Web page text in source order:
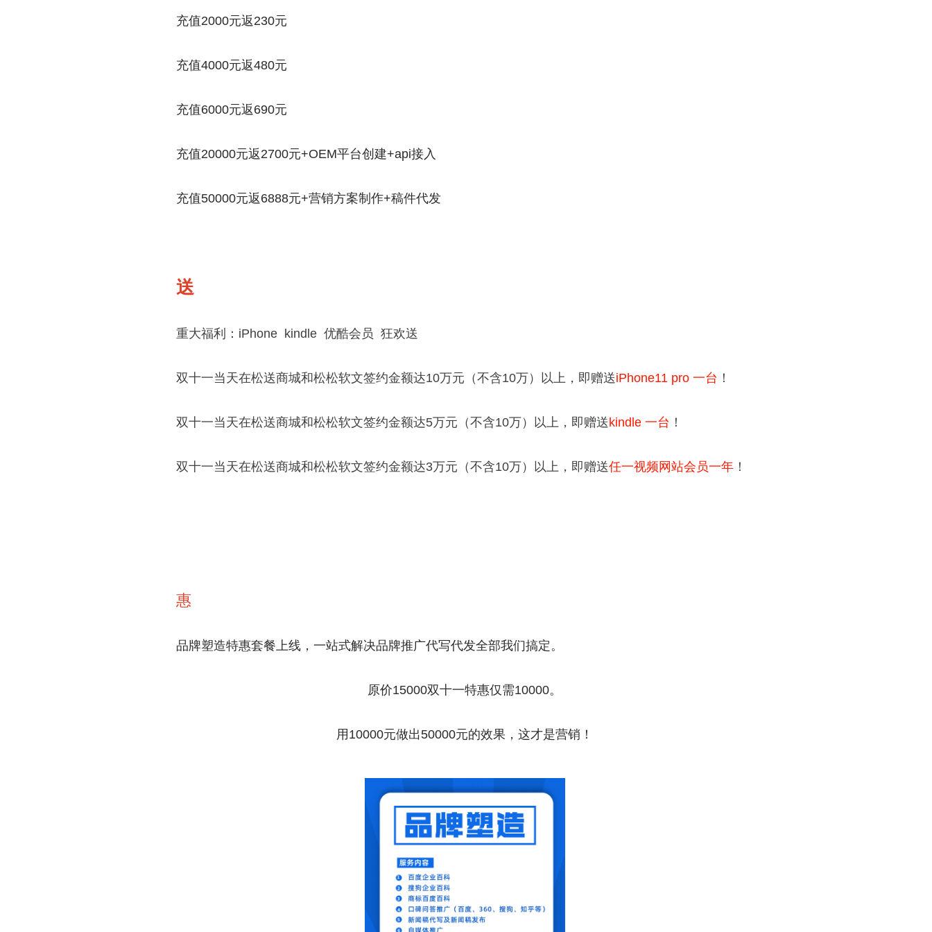
充值2000元返230元
充值4000元返480元
充值6000元返690元
充值20000元返2700元+OEM平台创建+api接入
充值50000元返6888元+营销方案制作+稿件代发
送
重大福利：iPhone kindle 优酷会员 狂欢送
双十一当天在松送商城和松松软文签约金额达10万元（不含10万）以上，即赠送iPhone11 pro 一台 ！
双十一当天在松送商城和松松软文签约金额达5万元（不含10万）以上，即赠送 kindle 一台 ！
双十一当天在松送商城和松松软文签约金额达3万元（不含10万）以上，即赠送任一视频网站会员一年！
惠
品牌塑造特惠套餐上线，一站式解决品牌推广代写代发全部我们搞定。
原价15000双十一特惠仅需10000。
用10000元做出50000元的效果，这才是营销！